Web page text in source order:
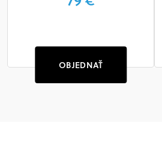
OBJEDNAŤ